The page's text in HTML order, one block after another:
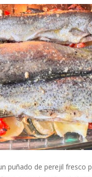
puñado de perejil